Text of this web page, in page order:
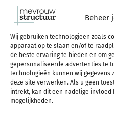
Beheer
Wij gebruiken technologieën zoals
apparaat op te slaan en/of te
de beste ervaring te bieden en om
gepersonaliseerde advertenties te
technologieën kunnen wij gegevens
deze site verwerken. Als u geen
intrekt, kan dit een nadelige
mogelijkheden.
soms nog steeds lastig
niet leuk vindt!Het slaat
boek uitleest alleen
begonnen bent.Als het
jammer, maar echt geen